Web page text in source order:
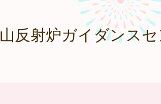
反射炉ガイダンス